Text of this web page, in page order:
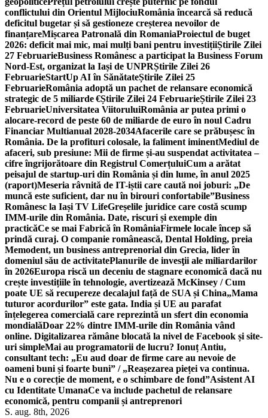
conflictului din Orientul MijlociuRomânia încearcă să reducă
deficitul bugetar și să gestioneze creșterea nevoilor de
finanțareMișcarea Patronală din RomaniaProiectul de buget
2026: deficit mai mic, mai mulți bani pentru investițiiȘtirile Zilei
27 FebruarieBusiness Românesc a participat la Business Forum
Nord-Est, organizat la Iași de UNPRȘtirile Zilei 26
FebruarieStartUp AI în SănătateȘtirile Zilei 25
FebruarieRomânia adoptă un pachet de relansare economică
strategic de 5 miliarde €Știrile Zilei 24 FebruarieȘtirile Zilei 23
FebruarieUniversitatea ViitoruluiRomânia ar putea primi o
alocare-record de peste 60 de miliarde de euro în noul Cadru
Financiar Multianual 2028-2034Afacerile care se prăbușesc în
România. De la profituri colosale, la faliment iminentMediul de
afaceri, sub presiune: Mii de firme și-au suspendat activitatea –
cifre îngrijorătoare din Registrul ComerțuluiCum a arătat
peisajul de startup-uri din România și din lume, în anul 2025
(raport)Meseria râvnită de IT-iștii care caută noi joburi: „De
muncă este suficient, dar nu în birouri confortabile”Business
Românesc la Iași TV LifeGreșelile juridice care costă scump
IMM-urile din România. Date, riscuri și exemple din
practicăCe se mai Fabrică în RomâniaFirmele locale încep să
prindă curaj. O companie românească, Dental Holding, preia
Memodent, un business antreprenorial din Grecia, lider în
domeniul său de activitatePlanurile de invesţii ale miliardarilor
în 2026Europa riscă un deceniu de stagnare economică dacă nu
crește investițiile în tehnologie, avertizează McKinsey / Cum
poate UE să recupereze decalajul față de SUA și China„Mama
tuturor acordurilor” este gata. India și UE au parafat
înțelegerea comercială care reprezintă un sfert din economia
mondialăDoar 22% dintre IMM-urile din România vând
online. Digitalizarea rămâne blocată la nivel de Facebook și site-
uri simpleMai au programatorii de lucru? Ionuț Antiu,
consultant tech: „Eu aud doar de firme care au nevoie de
oameni buni și foarte buni” / „Reașezarea pieței va continua.
Nu e o corecție de moment, e o schimbare de fond”Asistent AI
cu Identitate UmanaCe va include pachetul de relansare
economică, pentru companii și antreprenori
S. aug. 8th, 2026